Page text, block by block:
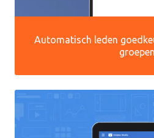
Automatisch leden
groepen